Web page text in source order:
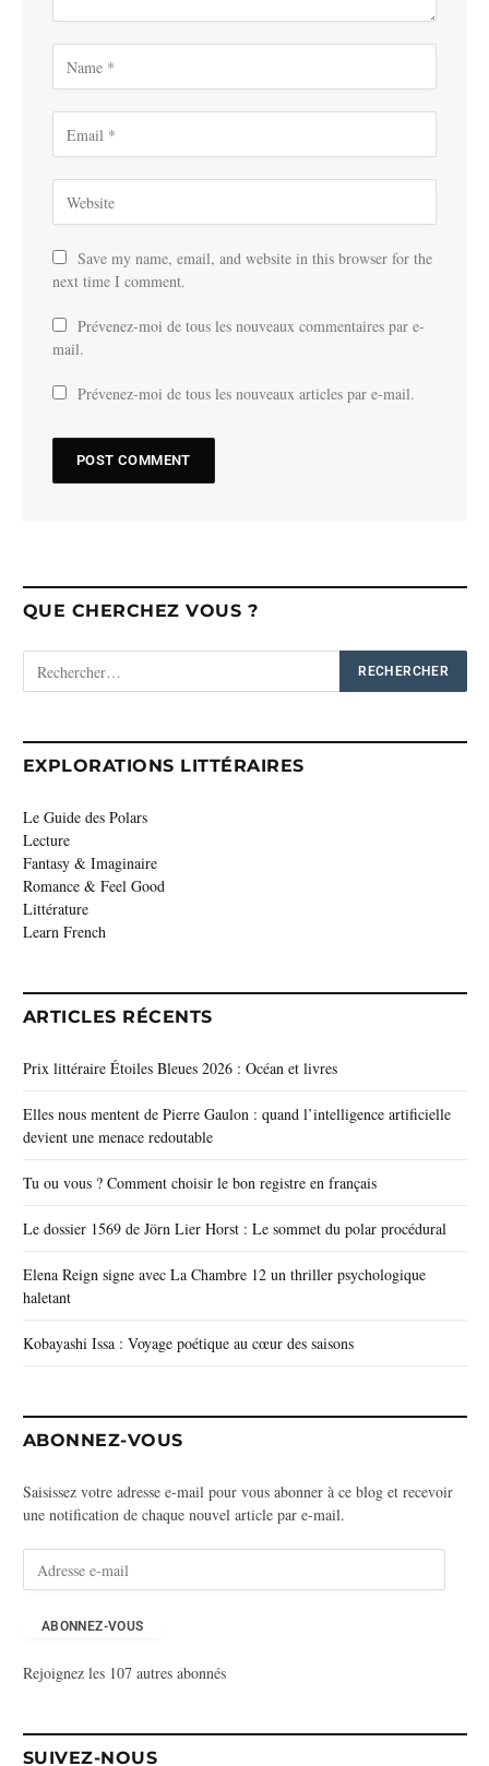
Save my name, email, and website in this browser for the
next time I comment.
Prévenez-moi de tous les nouveaux commentaires par e-
mail.
Prévenez-moi de tous les nouveaux articles par e-mail.
QUE CHERCHEZ VOUS ?
EXPLORATIONS LITTÉRAIRES
Le Guide des Polars
Lecture
Fantasy & Imaginaire
Romance & Feel Good
Littérature
Learn French
ARTICLES RÉCENTS
Prix littéraire Étoiles Bleues 2026 : Océan et livres
Elles nous mentent de Pierre Gaulon : quand l’intelligence artificielle
devient une menace redoutable
Tu ou vous ? Comment choisir le bon registre en français
Le dossier 1569 de Jörn Lier Horst : Le sommet du polar procédural
Elena Reign signe avec La Chambre 12 un thriller psychologique
haletant
Kobayashi Issa : Voyage poétique au cœur des saisons
ABONNEZ-VOUS
Saisissez votre adresse e-mail pour vous abonner à ce blog et recevoir
une notification de chaque nouvel article par e-mail.
s
-
ABONNEZ-VOUS
Rejoignez les 107 autres abonnés
SUIVEZ-NOUS